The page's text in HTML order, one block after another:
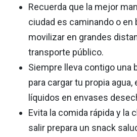
Recuerda que la mejor
ciudad es caminando o en
movilizar en grandes
transporte público.
Siempre lleva contigo una
para cargar tu propia
líquidos en envases
Evita la comida rápida y la
salir prepara un snack